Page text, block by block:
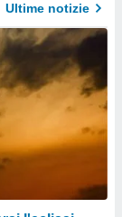
Ultime notizie